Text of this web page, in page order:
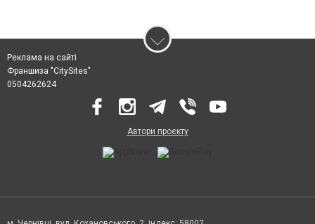
Реклама на сайті
Франшиза "CitySites"
0504262624
Автори проєкту